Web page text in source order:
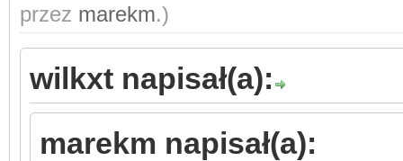
przez marekm.)
wilkxt napisał(a):
marekm napisał(a):